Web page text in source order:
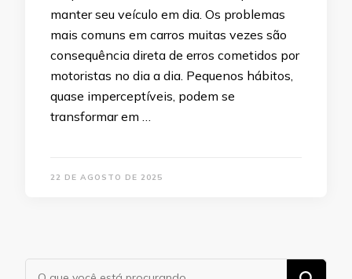
manter seu veículo em dia. Os problemas
mais comuns em carros muitas vezes são
consequência direta de erros cometidos por
motoristas no dia a dia. Pequenos hábitos,
quase imperceptíveis, podem se
transformar em …
22 DE AGOSTO DE 2025
Procurando